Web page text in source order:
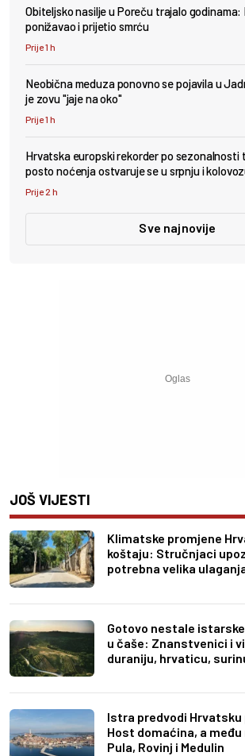
Obiteljsko nasilje u Poreču trajalo godinama:
ponižavao i prijetio smrću
Prije 1 h
Neobična meduza ponovno se pojavila u
je zovu "jaje na oko"
Prije 1 h
Hrvatska europski rekorder po sezonalnosti
posto noćenja ostvaruje se u srpnju i
Prije 2 h
Sve najnovije
JOŠ VIJESTI
Klimatske promjene
koštaju: Stručnjaci
potrebna velika
Gotovo nestale
u čaše: Znanstvenici i
duraniju, hrvaticu,
Istra predvodi Hrvatsku
Host domaćina, a
Pula, Rovinj i Medulin